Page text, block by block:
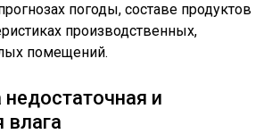
погоды, составе продуктов
производственных,
помещений.
и
влага